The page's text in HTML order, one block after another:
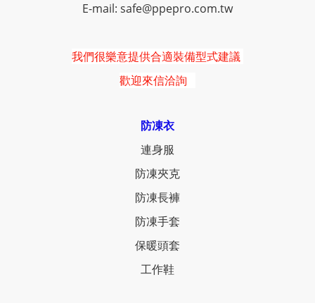
E-mail: safe@ppepro.com.tw
我們很樂意提供合適裝備型式建議
歡迎來信洽詢
防凍衣
連身服
防凍夾克
防凍長褲
防凍手套
保暖頭套
工作鞋